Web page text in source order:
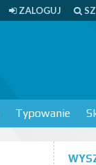
ZALOGUJ
Typowanie